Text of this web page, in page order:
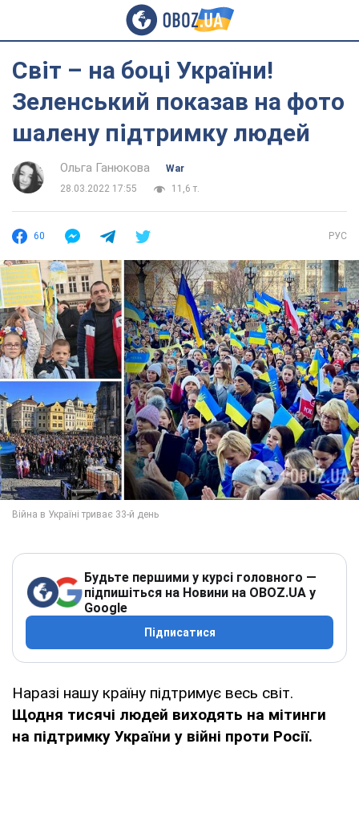
Світ – на боці України!
Зеленський показав на фото
шалену підтримку людей
Ольга Ганюкова
War
28.03.2022 17:55
11,6 т.
60 РУС
Будьте першими у курсі головного —
підпишіться на Новини на OBOZ.UA у
Google
Підписатися
Наразі нашу країну підтримує весь світ.
Щодня тисячі людей виходять на мітинги
на підтримку України у війні проти Росії.